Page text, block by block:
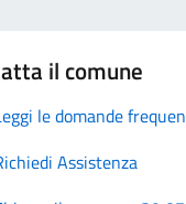
il comune
le domande
Assistenza